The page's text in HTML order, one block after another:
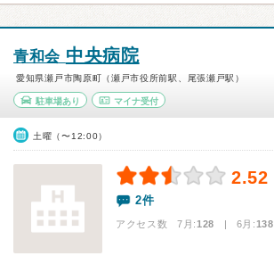
青和会 中央病院
愛知県瀬戸市陶原町（瀬戸市役所前駅、尾張瀬戸駅）
駐車場あり マイナ受付
土曜（〜12:00）
2.52
2件
アクセス数 7月:128 | 6月:138